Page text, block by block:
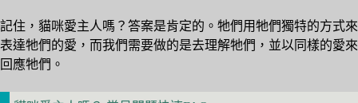
記住，貓咪愛主人嗎？答案是肯定的。牠們用牠們獨特的方式來
表達牠們的愛，而我們需要做的是去理解牠們，並以同樣的愛來
回應牠們。